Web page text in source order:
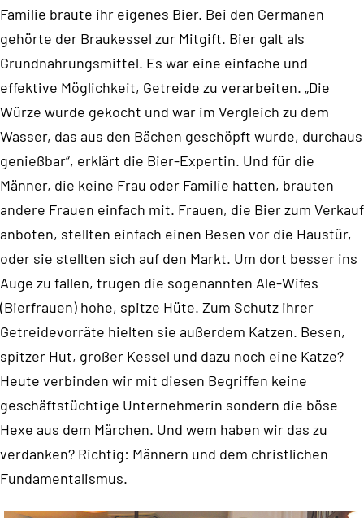
Familie braute ihr eigenes Bier. Bei den Germanen
gehörte der Braukessel zur Mitgift. Bier galt als
Grundnahrungsmittel. Es war eine einfache und
effektive Möglichkeit, Getreide zu verarbeiten. „Die
Würze wurde gekocht und war im Vergleich zu dem
Wasser, das aus den Bächen geschöpft wurde, durchaus
genießbar“, erklärt die Bier-Expertin. Und für die
Männer, die keine Frau oder Familie hatten, brauten
andere Frauen einfach mit. Frauen, die Bier zum Verkauf
anboten, stellten einfach einen Besen vor die Haustür,
oder sie stellten sich auf den Markt. Um dort besser ins
Auge zu fallen, trugen die sogenannten Ale-Wifes
(Bierfrauen) hohe, spitze Hüte. Zum Schutz ihrer
Getreidevorräte hielten sie außerdem Katzen. Besen,
spitzer Hut, großer Kessel und dazu noch eine Katze?
Heute verbinden wir mit diesen Begriffen keine
geschäftstüchtige Unternehmerin sondern die böse
Hexe aus dem Märchen. Und wem haben wir das zu
verdanken? Richtig: Männern und dem christlichen
Fundamentalismus.